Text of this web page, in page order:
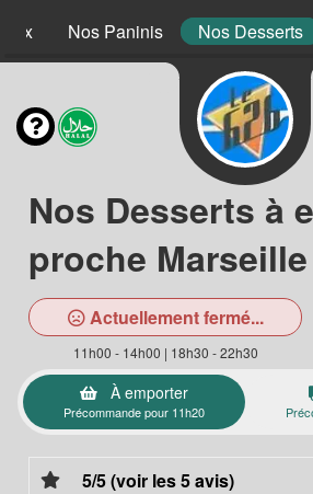
Nos Paninis Nos Desserts
Nos Desserts à
proche Marseille
Actuellement fermé...
11h00 - 14h00 | 18h30 - 22h30
À emporter
Précommande pour 11h20
5/5 (voir les 5 avis)